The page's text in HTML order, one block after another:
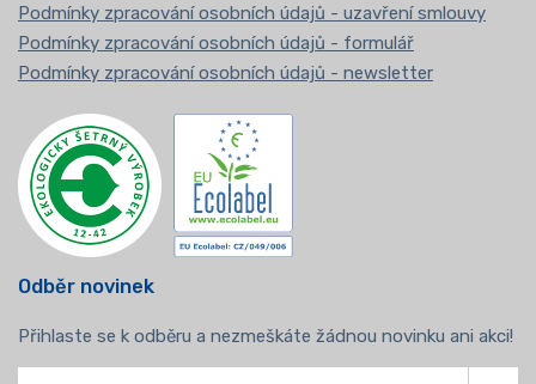
Podmínky zpracování osobních údajů - uzavření smlouvy
Podmínky zpracování osobních údajů - formulář
Podmínky zpracování osobních údajů - newsletter
Odběr novinek
Přihlaste se k odběru a nezmeškáte žádnou novinku ani akci!